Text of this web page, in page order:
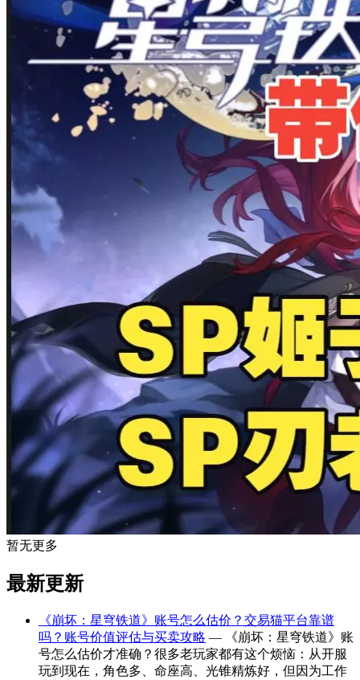
暂无更多
最新更新
《崩坏：星穹铁道》账号怎么估价？交易猫平台靠谱
吗？账号价值评估与买卖攻略 — 《崩坏：星穹铁道》账
号怎么估价才准确？很多老玩家都有这个烦恼：从开服
玩到现在，角色多、命座高、光锥精炼好，但因为工作